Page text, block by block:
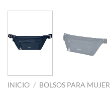
INICIO / BOLSOS PARA MUJER